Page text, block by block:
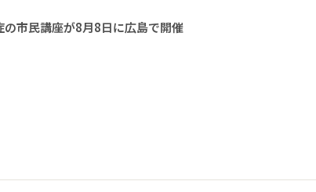
市民講座が8月8日に広島で開催